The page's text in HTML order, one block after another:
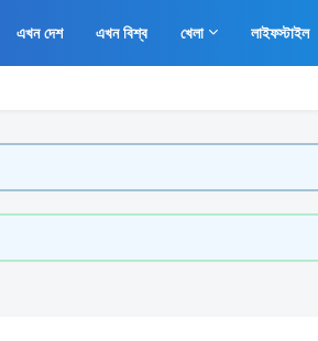
এখন দেশ এখন বিশ্ব খেলা লাইফস্টাইল